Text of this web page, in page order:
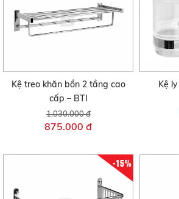
Kệ treo khăn bồn 2 tầng cao
cấp – BTI
1.030.000 đ
875.000 đ
Kệ
-15%